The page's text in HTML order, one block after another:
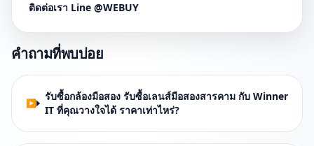
ติดต่อเรา Line @WEBUY
คำถามที่พบบ่อย
รับซื้อกล้องมือสอง รับซื้อเลนส์มือสองสารคาม กับ Winner
IT ที่คุณวางใจได้ ราคาเท่าไหร่?